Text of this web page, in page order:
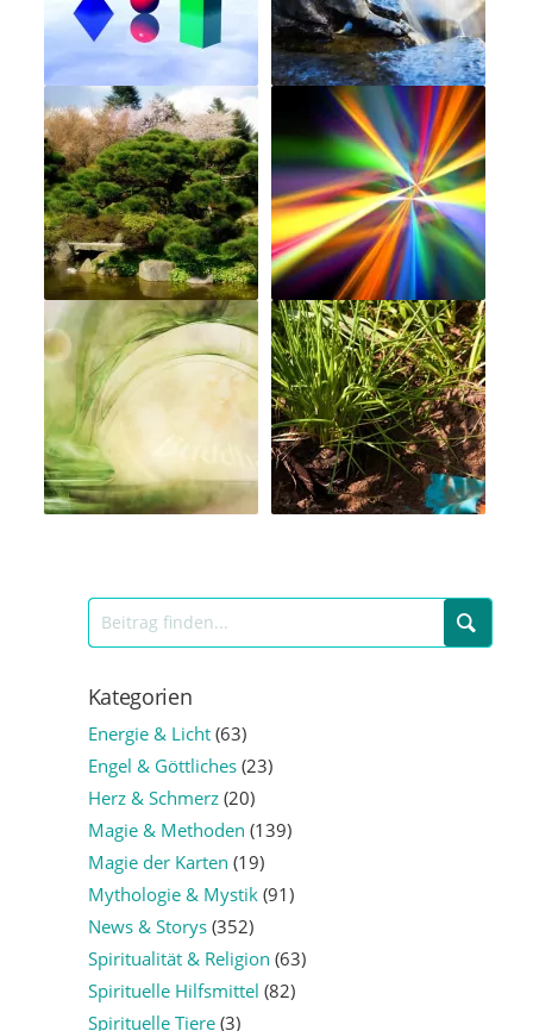
Kategorien
Energie & Licht(63)
Engel & Göttliches(23)
Herz & Schmerz(20)
Magie & Methoden (139)
Magie der Karten (19)
Mythologie & Mystik(91)
News & Storys(352)
Spiritualität & Religion (63)
Spirituelle Hilfsmittel (82)
Spirituelle Tiere(3)